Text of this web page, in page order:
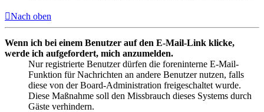
Nach oben
Wenn ich bei einem Benutzer auf den E-Mail-Link klicke,
werde ich aufgefordert, mich anzumelden.
Nur registrierte Benutzer dürfen die foreninterne E-Mail-
Funktion für Nachrichten an andere Benutzer nutzen, falls
diese von der Board-Administration freigeschaltet wurde.
Diese Maßnahme soll den Missbrauch dieses Systems durch
Gäste verhindern.